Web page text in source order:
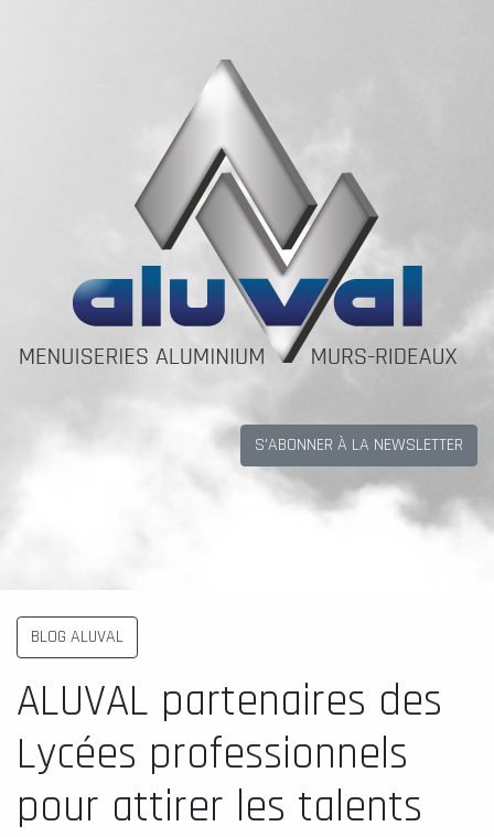
S'ABONNER À LA NEWSLETTER
BLOG ALUVAL
ALUVAL partenaires des
Lycées professionnels
pour attirer les talents